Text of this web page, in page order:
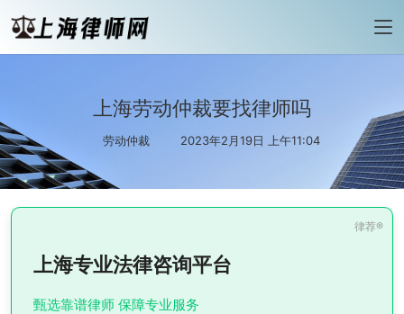
上海劳动仲裁要找律师吗
劳动仲裁 2023年2月19日 上午11:04
上海专业法律咨询平台
甄选靠谱律师 保障专业服务